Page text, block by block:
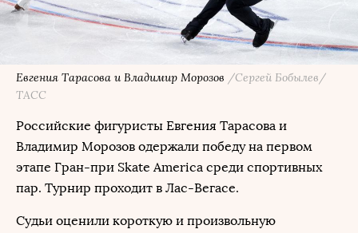
Евгения Тарасова и Владимир Морозов /Сергей Бобылев/
ТАСС
Российские фигуристы Евгения Тарасова и
Владимир Морозов одержали победу на первом
этапе Гран-при Skate America среди спортивных
пар. Турнир проходит в Лас-Вегасе.
Судьи оценили короткую и произвольную